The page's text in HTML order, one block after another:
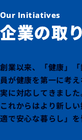
Our Initiatives
企業の取
創業以来、「健康」「
員が健康を第一に考
実に対応してきました
これからはより新し
適で安心な暮らし」を